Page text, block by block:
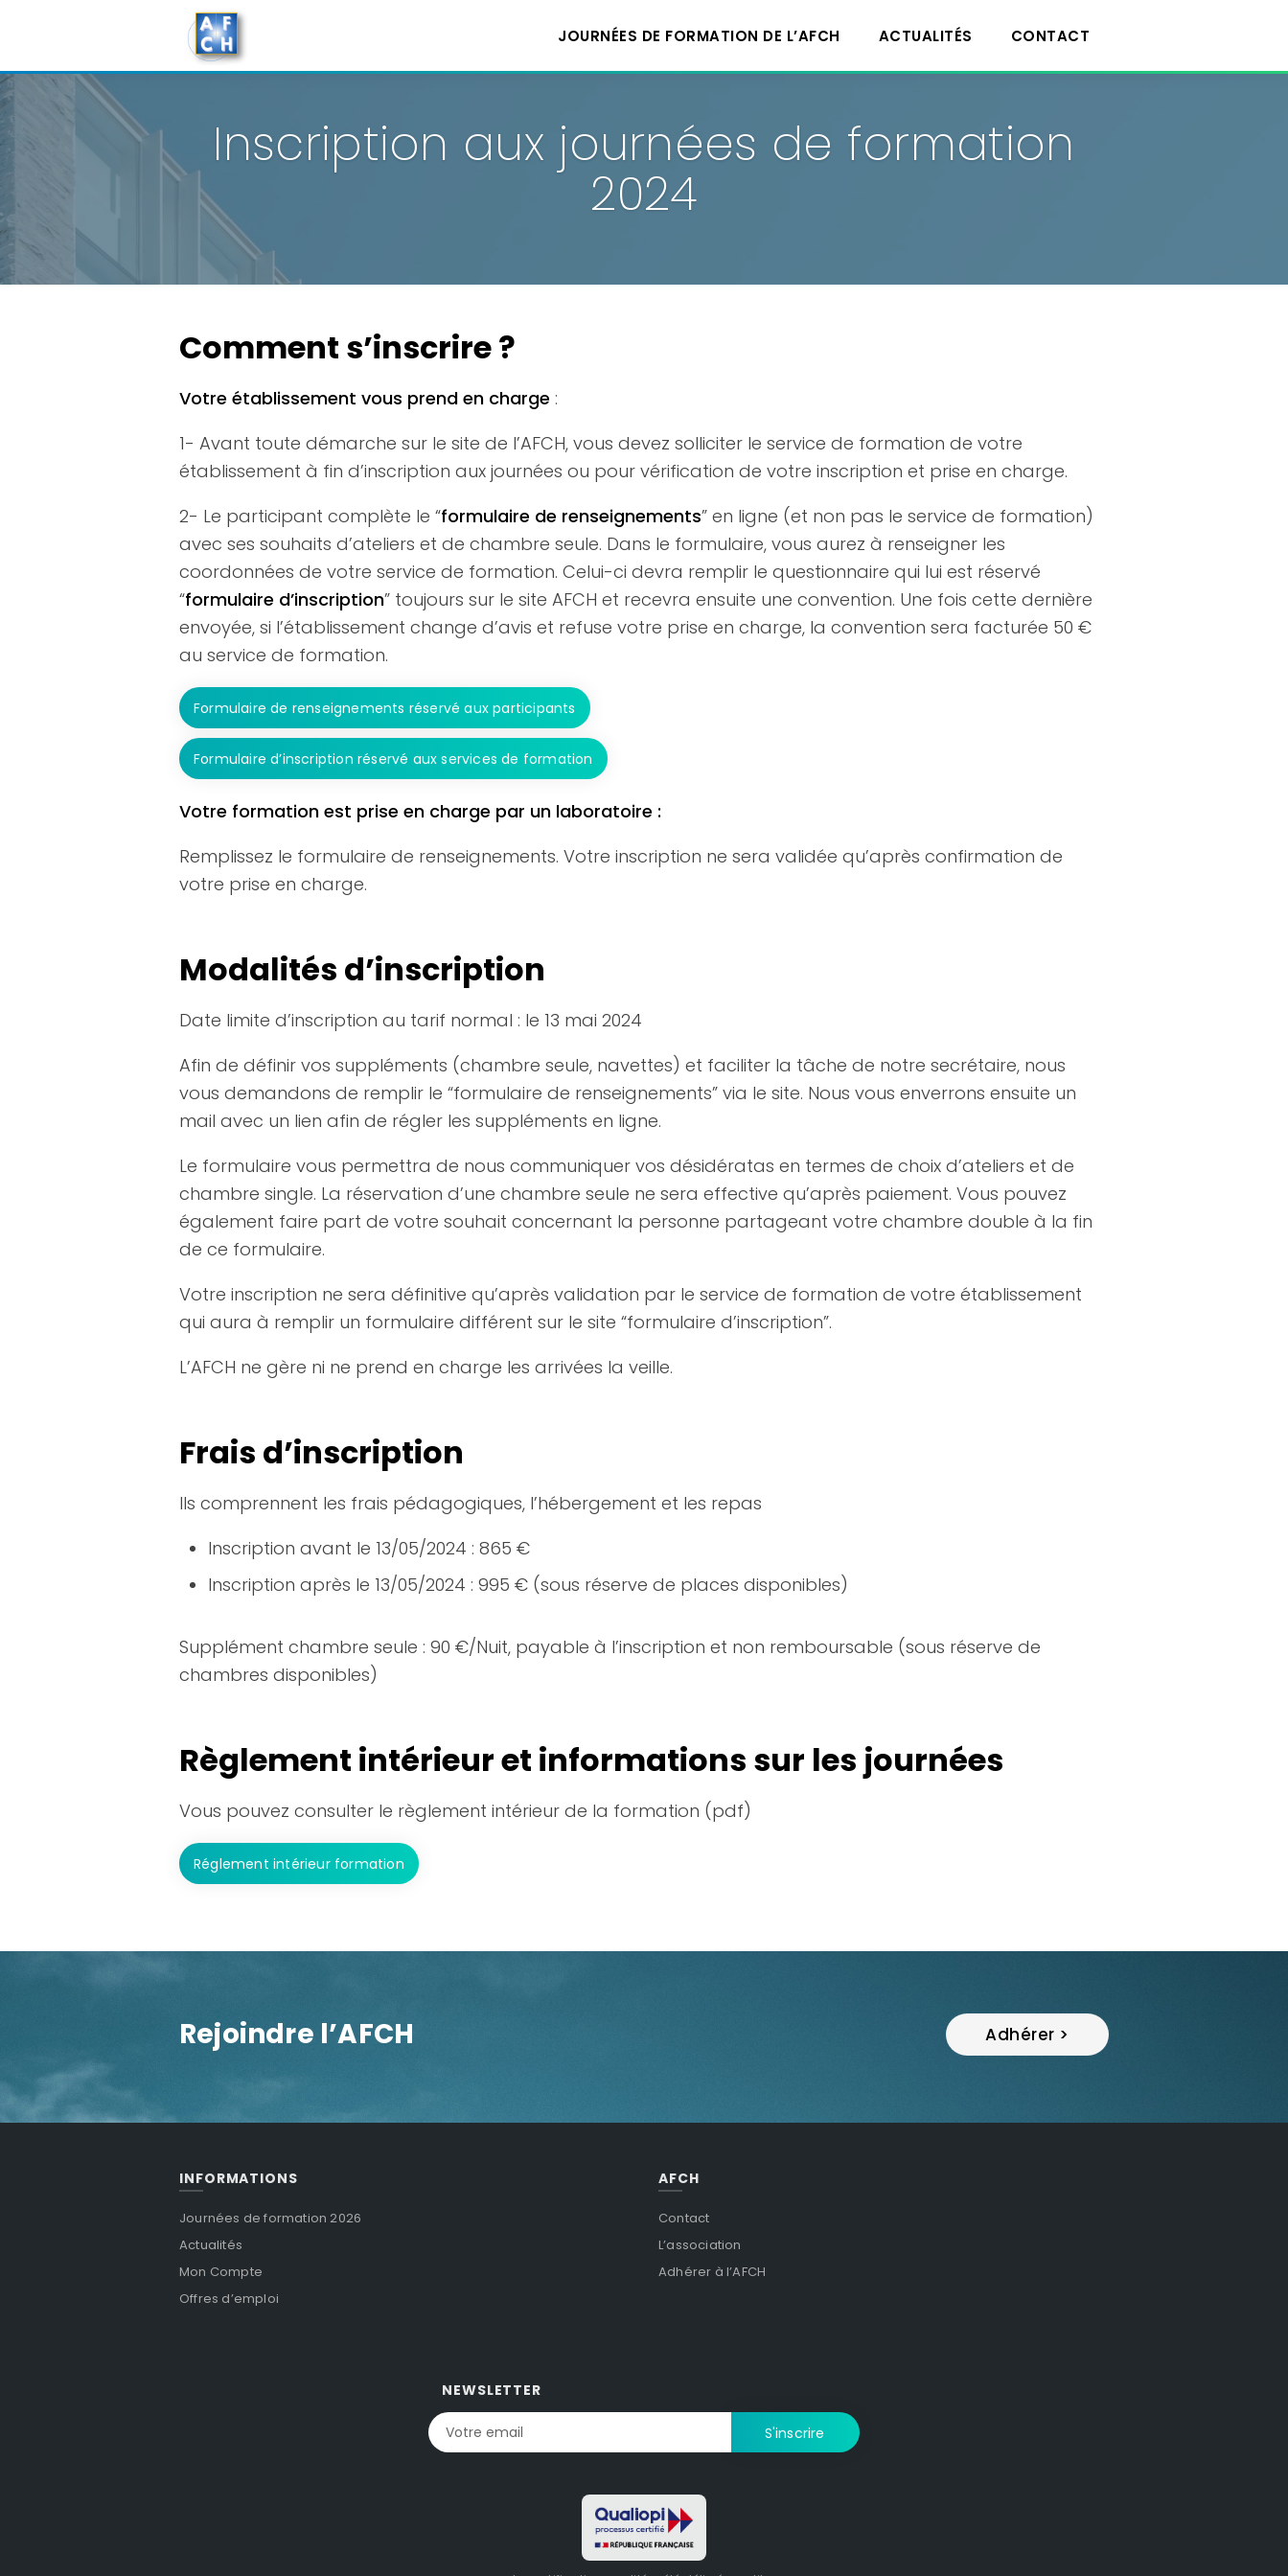
Aller
au
contenu
JOURNÉES DE FORMATION DE L’AFCH ACTUALITÉS CONTACT
Inscription aux journées de formation
2024
Comment s’inscrire ?
Votre établissement vous prend en charge :
1- Avant toute démarche sur le site de l’AFCH, vous devez solliciter le service de formation de votre
établissement à fin d’inscription aux journées ou pour vérification de votre inscription et prise en charge.
2- Le participant complète le “formulaire de renseignements” en ligne (et non pas le service de formation)
avec ses souhaits d’ateliers et de chambre seule. Dans le formulaire, vous aurez à renseigner les
coordonnées de votre service de formation. Celui-ci devra remplir le questionnaire qui lui est réservé
“formulaire d’inscription” toujours sur le site AFCH et recevra ensuite une convention. Une fois cette dernière
envoyée, si l’établissement change d’avis et refuse votre prise en charge, la convention sera facturée 50 €
au service de formation.
Formulaire de renseignements réservé aux participants
Formulaire d’inscription réservé aux services de formation
Votre formation est prise en charge par un laboratoire :
Remplissez le formulaire de renseignements. Votre inscription ne sera validée qu’après confirmation de
votre prise en charge.
Modalités d’inscription
Date limite d’inscription au tarif normal : le 13 mai 2024
Afin de définir vos suppléments (chambre seule, navettes) et faciliter la tâche de notre secrétaire, nous
vous demandons de remplir le “formulaire de renseignements” via le site. Nous vous enverrons ensuite un
mail avec un lien afin de régler les suppléments en ligne.
Le formulaire vous permettra de nous communiquer vos désidératas en termes de choix d’ateliers et de
chambre single. La réservation d’une chambre seule ne sera effective qu’après paiement. Vous pouvez
également faire part de votre souhait concernant la personne partageant votre chambre double à la fin
de ce formulaire.
Votre inscription ne sera définitive qu’après validation par le service de formation de votre établissement
qui aura à remplir un formulaire différent sur le site “formulaire d’inscription”.
L’AFCH ne gère ni ne prend en charge les arrivées la veille.
Frais d’inscription
Ils comprennent les frais pédagogiques, l’hébergement et les repas
Inscription avant le 13/05/2024 : 865 €
Inscription après le 13/05/2024 : 995 € (sous réserve de places disponibles)
Supplément chambre seule : 90 €/Nuit, payable à l’inscription et non remboursable (sous réserve de
chambres disponibles)
Règlement intérieur et informations sur les journées
Vous pouvez consulter le règlement intérieur de la formation (pdf)
Réglement intérieur formation
Rejoindre l’AFCH Adhérer >
INFORMATIONS
Journées de formation 2026
Actualités
Mon Compte
Offres d’emploi
AFCH
Contact
L’association
Adhérer à l’AFCH
NEWSLETTER